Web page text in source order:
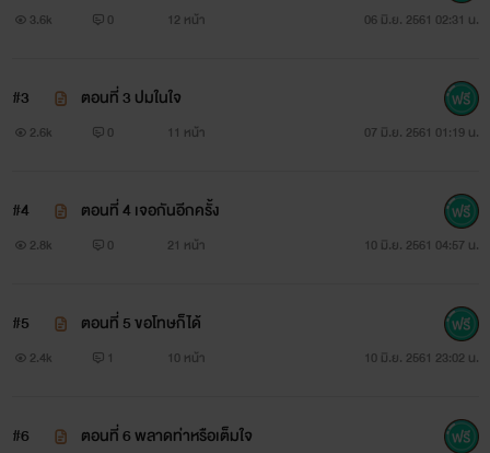
3.6k 0 12 หน้า 06 มิ.ย. 2561 02:31 น.
#3 ตอนที่ 3 ปมในใจ
2.6k 0 11 หน้า 07 มิ.ย. 2561 01:19 น.
#4 ตอนที่ 4 เจอกันอีกครั้ง
2.8k 0 21 หน้า 10 มิ.ย. 2561 04:57 น.
#5 ตอนที่ 5 ขอโทษก็ได้
2.4k 1 10 หน้า 10 มิ.ย. 2561 23:02 น.
#6 ตอนที่ 6 พลาดท่าหรือเต็มใจ